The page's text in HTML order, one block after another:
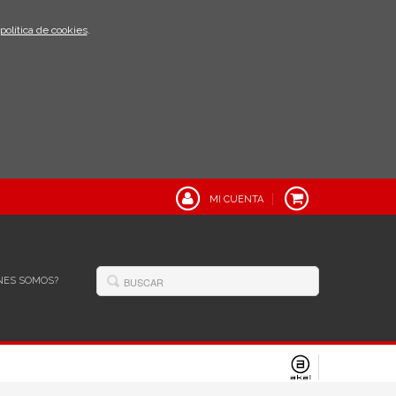
política de cookies.
MI CUENTA
SOMOS?